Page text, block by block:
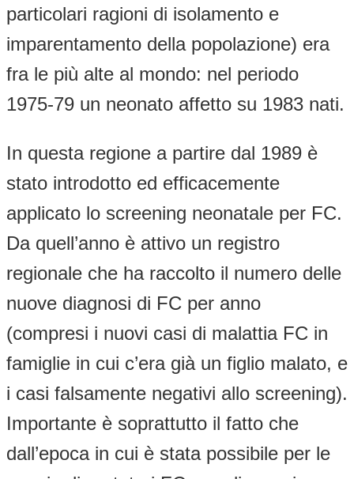
particolari ragioni di isolamento e
imparentamento della popolazione) era
fra le più alte al mondo: nel periodo
1975-79 un neonato affetto su 1983 nati.
In questa regione a partire dal 1989 è
stato introdotto ed efficacemente
applicato lo screening neonatale per FC.
Da quell’anno è attivo un registro
regionale che ha raccolto il numero delle
nuove diagnosi di FC per anno
(compresi i nuovi casi di malattia FC in
famiglie in cui c’era già un figlio malato, e
i casi falsamente negativi allo screening).
Importante è soprattutto il fatto che
dall’epoca in cui è stata possibile per le